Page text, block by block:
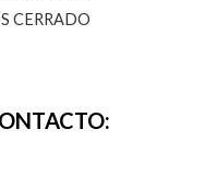
CERRADO